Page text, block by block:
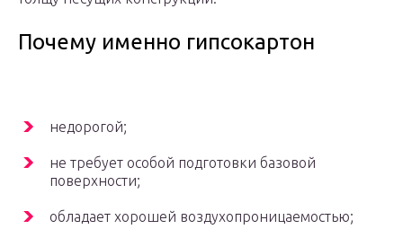
Почему именно гипсокартон
недорогой;
не требует особой подготовки базовой
поверхности;
обладает хорошей воздухопроницаемостью;